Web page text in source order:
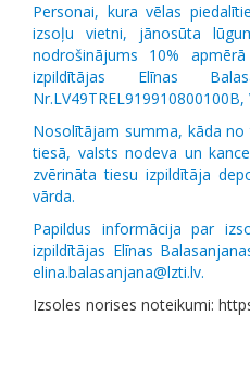
Personai, kura vēlas
izsoļu vietni, jānosūta
nodrošinājums 10%
izpildītājas Elīnas
Nosolītājam summa, kāda
tiesā, valsts nodeva un
zvērināta tiesu izpildītāja
vārda.
Papildus informācija par
izpildītājas Elīnas
elina.balasanjana@lzti.lv.
Izsoles norises noteikumi: